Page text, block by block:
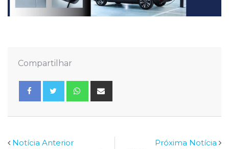
Compartilhar
Whatsapp
Notícia Anterior
Próxima Notícia